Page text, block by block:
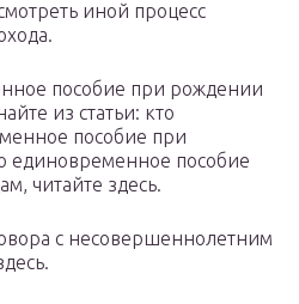
иной процесс
пособие при рождении
из статьи: кто
пособие при
единовременное пособие
читайте здесь.
с несовершеннолетним